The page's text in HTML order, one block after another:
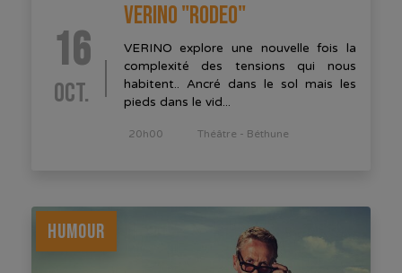
16
OCT.
VERINO "RODEO"
VERINO explore une nouvelle fois la
complexité des tensions qui nous
habitent.. Ancré dans le sol mais les
pieds dans le vid...
20h00 Théâtre - Béthune
HUMOUR